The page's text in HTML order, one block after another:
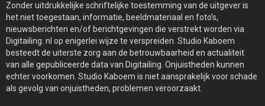
Zonder uitdrukkelijke schriftelijke toestemming van de uitgever is
het niet toegestaan, informatie, beeldmateriaal en foto’s,
nieuwsberichten en/of berichtgevingen die verstrekt worden via
Digitailing. nl op enigerlei wijze te verspreiden. Studio Kaboem
besteedt de uiterste zorg aan de betrouwbaarheid en actualiteit
van alle gepubliceerde data van Digitailing. Onjuistheden kunnen
echter voorkomen. Studio Kaboem is niet aansprakelijk voor schade
als gevolg van onjuistheden, problemen veroorzaakt.